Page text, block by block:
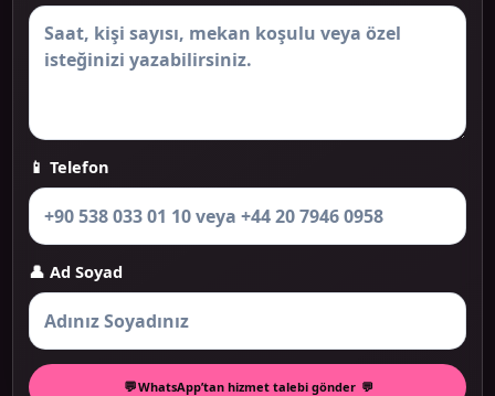
📱 Telefon
👤 Ad Soyad
WhatsApp’tan hizmet talebi gönder